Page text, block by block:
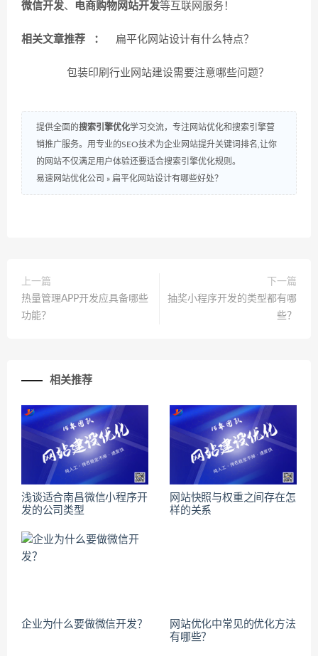
微信开发、 电商购物网站开发等互联网服务！
相关文章推荐 ： 扁平化网站设计有什么特点？
包装印刷行业网站建设需要注意哪些问题？
提供全面的搜索引擎优化学习交流，专注网站优化和搜索引擎营
销推广服务。用专业的SEO技术为企业网站提升关键词排名,让你
的网站不仅满足用户体验还要适合搜索引擎优化规则。
易速网站优化公司 » 扁平化网站设计有哪些好处？
上一篇
热量管理APP开发应具备哪些
功能？
下一篇
抽奖小程序开发的类型都有哪
些？
相关推荐
浅谈适合南昌微信小程序开
发的公司类型
网站快照与权重之间存在怎
样的关系
企业为什么要做微信开发？
网站优化中常见的优化方法
有哪些？